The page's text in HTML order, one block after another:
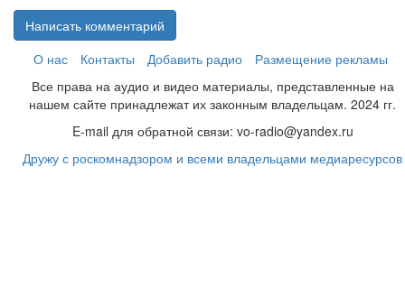
Написать комментарий
О нас
Контакты Добавить радио
Размещение рекламы
Все права на аудио и видео материалы, представленные на
нашем сайте принадлежат их законным владельцам. 2024 гг.
E-mail для обратной связи: vo-radio@yandex.ru
Дружу с роскомнадзором и всеми владельцами медиаресурсов